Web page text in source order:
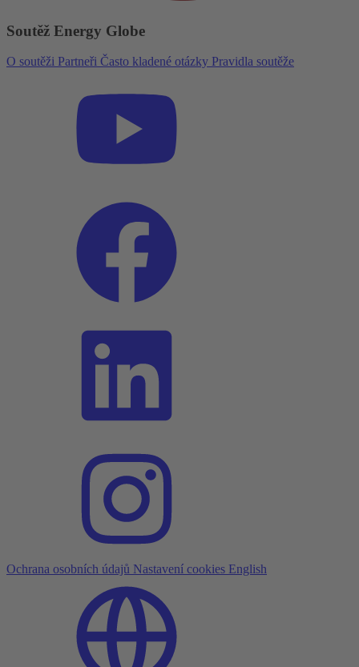
Soutěž Energy Globe
O soutěži Partneři Často kladené otázky Pravidla soutěže
Ochrana osobních údajů Nastavení cookies English